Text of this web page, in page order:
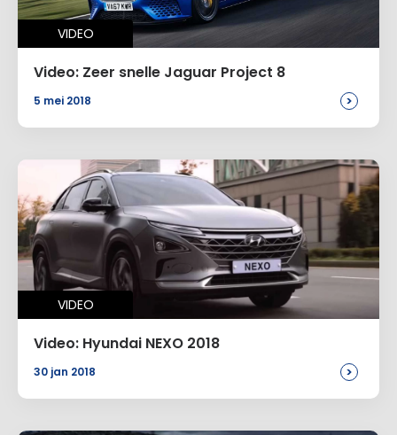
VIDEO
Video: Zeer snelle Jaguar Project 8
5 mei 2018 >
VIDEO
Video: Hyundai NEXO 2018
30 jan 2018 >